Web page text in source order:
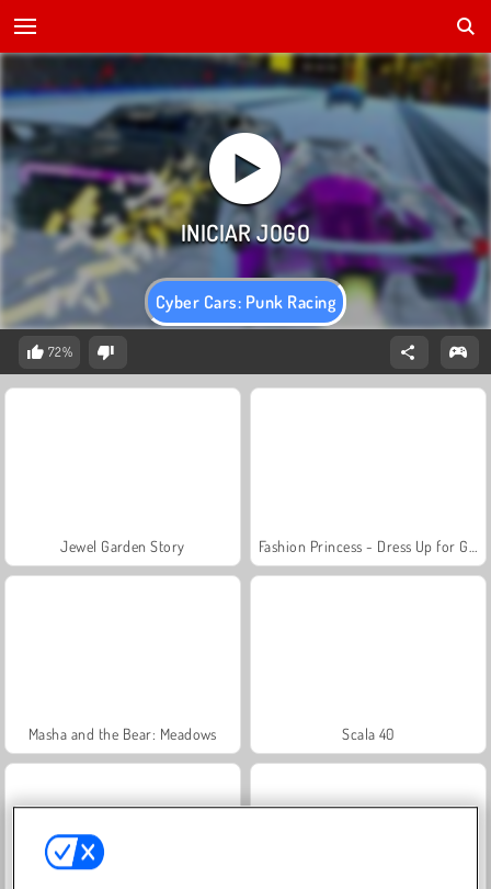
Cyber Cars: Punk Racing
72%
Jewel Garden Story
Masha and the Bear: Meadows Scala 40